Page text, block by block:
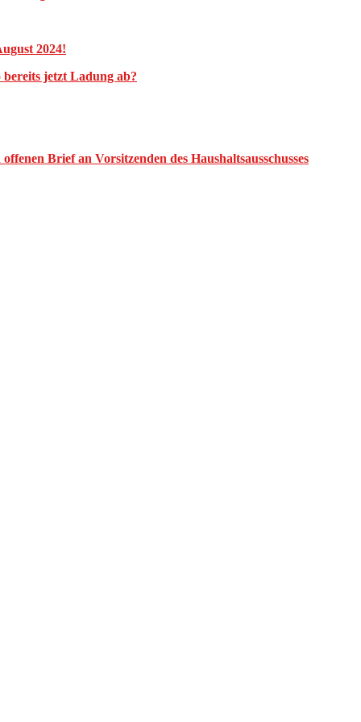
2024!
jetzt Ladung ab?
Brief an Vorsitzenden des Haushaltsausschusses